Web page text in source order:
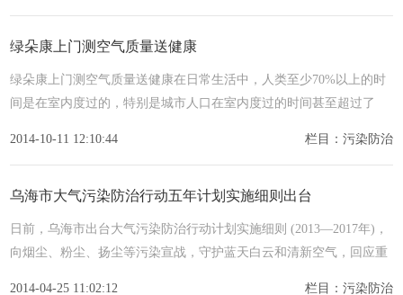
绿朵康上门测空气质量送健康
绿朵康上门测空气质量送健康在日常生活中，人类至少70%以上的时
间是在室内度过的，特别是城市人口在室内度过的时间甚至超过了
2014-10-11 12:10:44
栏目：污染防治
乌海市大气污染防治行动五年计划实施细则出台
日前，乌海市出台大气污染防治行动计划实施细则 (2013—2017年)，
向烟尘、粉尘、扬尘等污染宣战，守护蓝天白云和清新空气，回应重
2014-04-25 11:02:12
栏目：污染防治